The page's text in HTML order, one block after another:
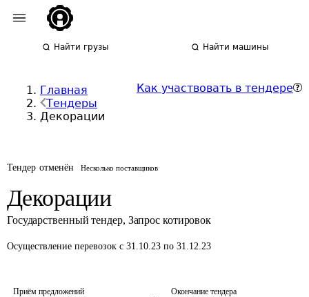
Найти грузы Найти машины
Главная
Тендеры
Декорации
Как участвовать в тендере
Тендер отменён Несколько поставщиков
Декорации
Государственный тендер, Запрос котировок
Осуществление перевозок с 31.10.23 по 31.12.23
Приём предложений
Окончание тендера